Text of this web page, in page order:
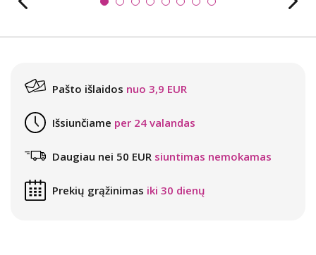
Pašto išlaidos nuo 3,9 EUR
Išsiunčiame per 24 valandas
Daugiau nei 50 EUR siuntimas nemokamas
Prekių grąžinimas iki 30 dienų